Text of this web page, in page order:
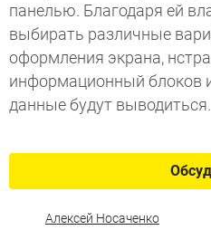
панелью. Благодаря ей
выбирать различные
оформления экрана,
информационный блоков
данные будут выводиться.
Алексей Носаченко